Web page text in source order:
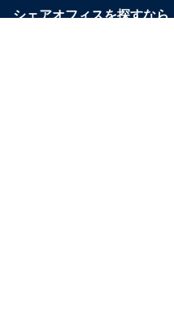
シェアオフィスを探すなら